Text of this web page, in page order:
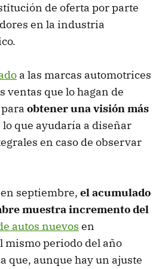
de oferta por parte
en la industria
a las marcas automotrices
ventas que lo hagan de
obtener una visión más
lo que ayudaría a diseñar
en caso de observar
septiembre, el acumulado
muestra incremento del
autos nuevos en
mismo periodo del año
que, aunque hay un ajuste